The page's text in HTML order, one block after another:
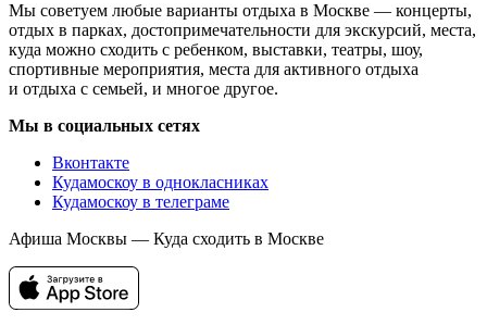
Мы советуем любые варианты отдыха в Москве — концерты,
отдых в парках, достопримечательности для экскурсий, места,
куда можно сходить с ребенком, выставки, театры, шоу,
спортивные мероприятия, места для активного отдыха
и отдыха с семьей, и многое другое.
Мы в социальных сетях
Вконтакте
Кудамоскоу в однокласниках
Кудамоскоу в телеграме
Афиша Москвы — Куда сходить в Москве